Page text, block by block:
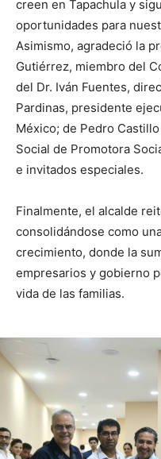
creen en Tapachula y
oportunidades para
Asimismo, agradeció la
Gutiérrez, miembro del
del Dr. Iván Fuentes,
Pardinas, presidente
México; de Pedro
Social de Promotora
e invitados especiales.
Finalmente, el alcalde
consolidándose como
crecimiento, donde la
empresarios y gobierno
vida de las familias.